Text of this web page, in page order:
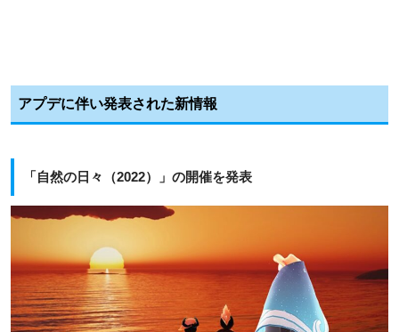
アプデに伴い発表された新情報
「自然の日々（2022）」の開催を発表